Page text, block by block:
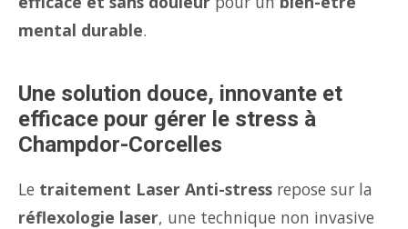
mental durable.
Une solution douce, innovante et
efficace pour gérer le stress à
Champdor-Corcelles
Le traitement Laser Anti-stress repose sur la
réflexologie laser, une technique non invasive